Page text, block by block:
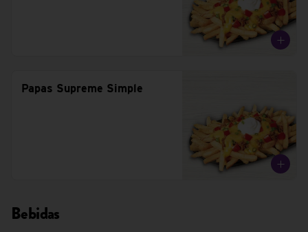
Papas Supreme Simple
Bebidas